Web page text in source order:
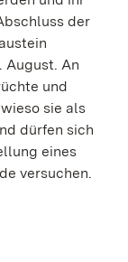
der
August. An
und
sie als
dürfen sich
eines
versuchen.